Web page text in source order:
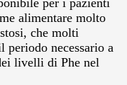
alimentare molto
che molti
periodo necessario a
livelli di Phe nel